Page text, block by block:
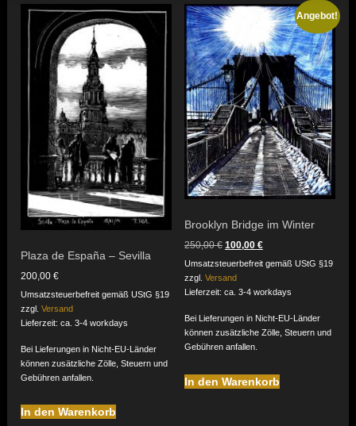
Plaza de España – Sevilla
200,00€
Umsatzsteuerbefreit gemäß UStG §19
zzgl.Versand
Lieferzeit: ca. 3-4 workdays
Bei Lieferungen in Nicht-EU-Länder
können zusätzliche Zölle, Steuern und
Gebühren anfallen.
In den Warenkorb
Angebot!
Brooklyn Bridge im Winter
250,00€ Ursprünglicher
war:
250,00 €
100,00 €Aktueller
ist:
Umsatzsteuerbefreit gemäß UStG §19
zzgl. Versand
Lieferzeit: ca. 3-4 workdays
Bei Lieferungen in Nicht-EU-Länder
können zusätzliche Zölle, Steuern und
Gebühren anfallen.
In den Warenkorb